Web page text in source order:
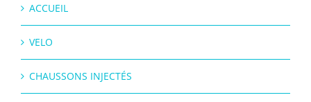
ACCUEIL
VELO
CHAUSSONS INJECTÉS